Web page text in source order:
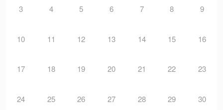
3 4 5 6 7 8 9
10 11 12 13 14 15 16
17 18 19 20 21 22 23
24 25 26 27 28 29 30